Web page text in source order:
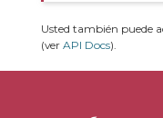
Usted también puede
(ver API Docs).